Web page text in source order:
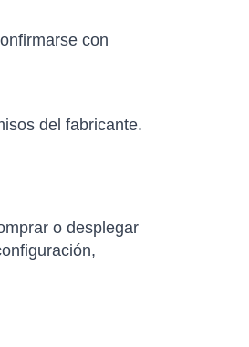
con
del fabricante.
o desplegar